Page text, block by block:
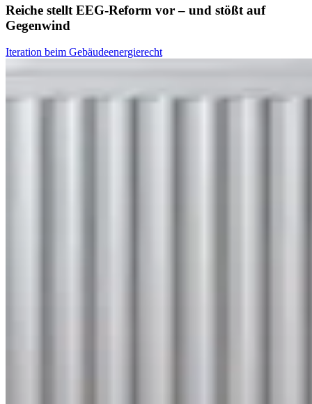
Reiche stellt EEG-Reform vor – und stößt auf
Gegenwind
Iteration beim Gebäudeenergierecht